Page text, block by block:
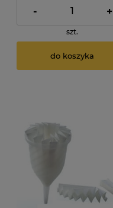
- +
szt.
do koszyka